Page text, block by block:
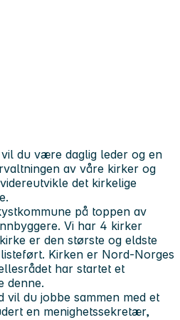
du være daglig leder og en
av våre kirker og
det kirkelige
på toppen av
Vi har 4 kirker
er den største og eldste
Kirken er Nord-Norges
har startet et
denne.
vil du jobbe sammen med et
en menighetssekretær,